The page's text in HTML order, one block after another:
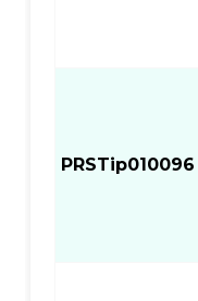
PRSTip010096